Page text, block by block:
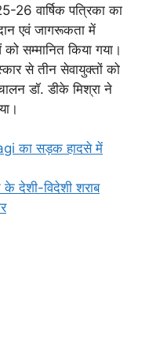
26 वार्षिक पत्रिका का
एवं जागरूकता में
सम्मानित किया गया।
से तीन सेवायुक्तों को
डॉ. डीके मिश्रा ने
का सड़क हादसे में
देशी-विदेशी शराब